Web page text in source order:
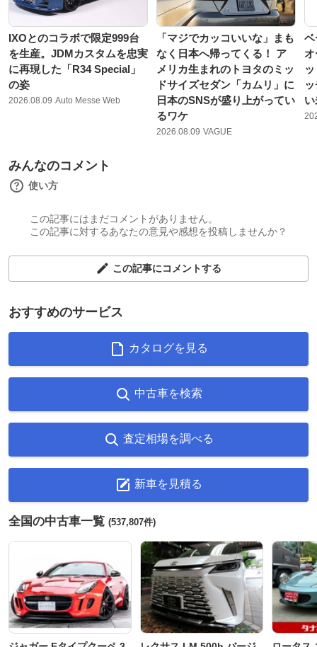
IXOとのコラボで限定999台
を生産。JDMカスタムを忠実
に再現した「R34 Special」
の姿
2026.08.09 Auto Messe Web
「マジでカッコいいな」まも
なく日本へ帰ってくる！ ア
メリカ生まれのトヨタのミッ
ドサイズセダン「カムリ」に
日本のSNSが盛り上がってい
るワケ
2026.08.09 VAGUE
ベ
みんなのコメント
使い方
この記事にはまだコメントがありません。
この記事に対するあなたの意見や感想を投稿しませんか？
この記事にコメントする
おすすめのサービス
カタログを見る
中古車を検索
査定相場を調べる
新車を見積る
全国の中古車一覧 (537,807件)